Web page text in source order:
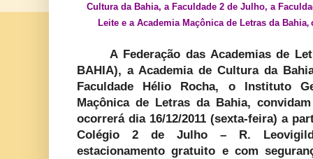
Cultura da Bahia, a Faculdade 2 de Julho, a
Leite e a Academia Maçônica de Letras da Bahia,
A Federação das Academias de
BAHIA), a Academia de Cultura da
Faculdade Hélio Rocha, o Instituto
Maçônica de Letras da Bahia,
ocorrerá dia 16/12/2011 (sexta-feira) a
Colégio 2 de Julho – R.
estacionamento gratuito e com